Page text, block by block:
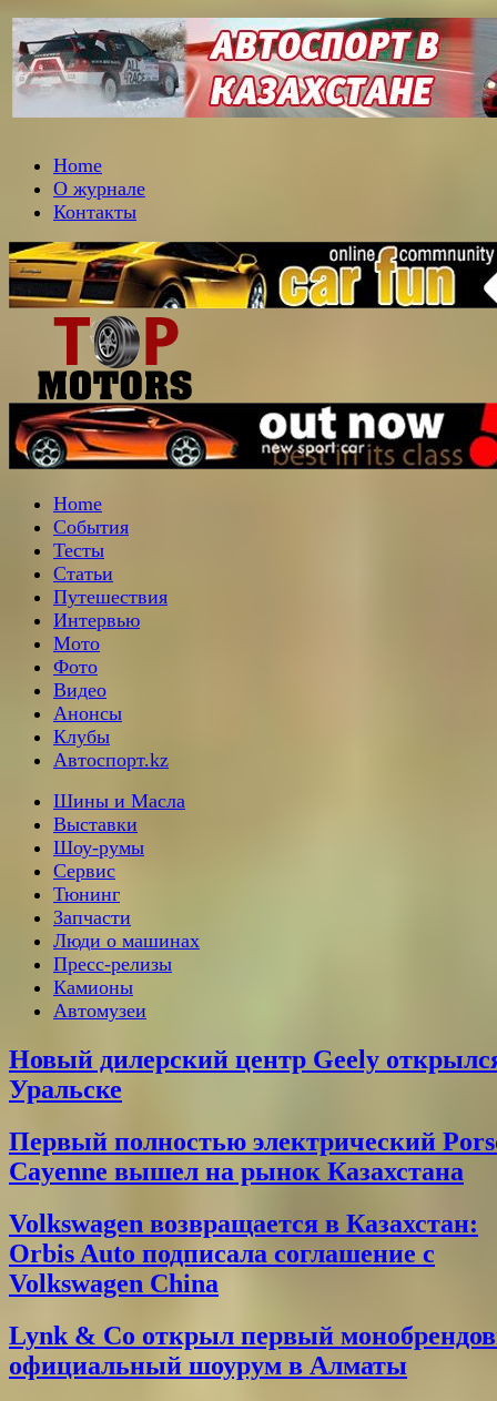
Home
О журнале
Контакты
Home
События
Тесты
Статьи
Путешествия
Интервью
Мото
Фото
Видео
Анонсы
Клубы
Автоспорт.kz
Шины и Масла
Выставки
Шоу-румы
Сервис
Тюнинг
Запчасти
Люди о машинах
Пресс-релизы
Камионы
Автомузеи
Новый дилерский центр Geely
Уральске
Первый полностью электрический
Cayenne вышел на рынок Казахстана
Volkswagen возвращается в Казахстан:
Orbis Auto подписала соглашение с
Volkswagen China
Lynk & Co открыл первый
официальный шоурум в Алматы